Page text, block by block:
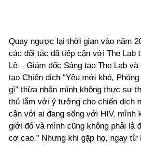
Quay ngược lại thời gian vào năm
các đối tác đã tiếp cận với The Lab
Lê – Giám đốc Sáng tạo The Lab
tạo Chiến dịch “Yêu mới khó,
gì” thừa nhận mình không thực sự
thú lắm với ý tưởng cho chiến dịch
cận với ai đang sống với HIV, mình
giới đó và mình cũng không phải là
cơ cao.” Nhưng khi gặp họ, ngay từ